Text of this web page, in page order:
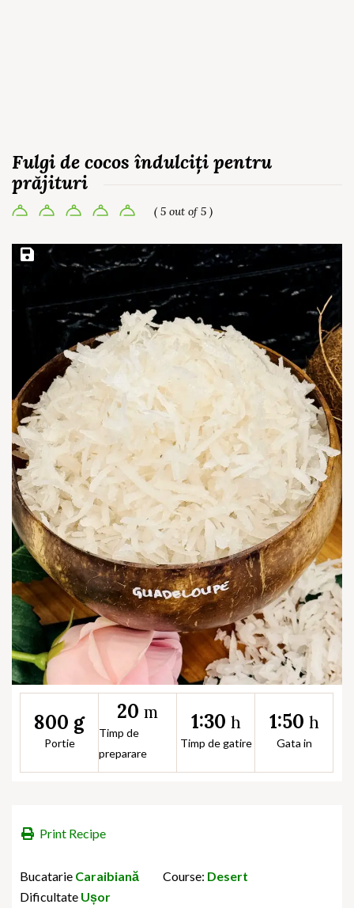
Fulgi de cocos îndulciți pentru
prăjituri
( 5 out of 5 )
Save Recipe
800 g
Portie
20 m
Timp de
preparare
1:30 h
Timp de gatire
1:50 h
Gata in
Print Recipe
Bucatarie Caraibiană Course: Desert
Dificultate Ușor